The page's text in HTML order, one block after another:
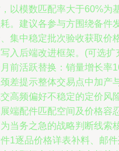
以模数匹配率大于60%为
。建议各参与方围绕备件
集中稳定批次验收获取价
入后端改进框架。(可选
前活跃替换：销量增长率
差提示整体交易点中加产
高频偏好不稳定的定价风
端配件匹配空间及价格容
当务之急的战略判断线索
1逐品价格详表补料、邮